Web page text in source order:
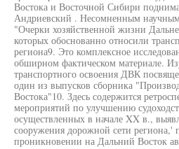
Востока и Восточной Сибири
Андриевский . Несомненным
"Очерки хозяйственной жизни
которых обоснованно относили
региона9. Это комплексное
обширном фактическом материале.
транспортного освоения ДВК
один из выпусков сборника
Востока"10. Здесь содержится
мероприятий по улучшению
осуществленных в начале XX в.,
сооружения дорожной сети региона,'
проникновении на Дальний Восток